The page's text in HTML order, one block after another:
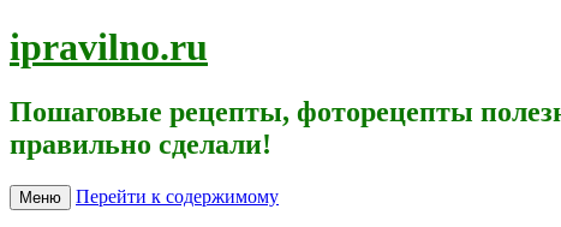
ipravilno.ru
Пошаговые рецепты, фоторецепты
правильно сделали!
Меню Перейти к содержимому